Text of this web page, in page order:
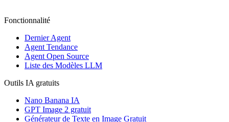
Fonctionnalité
Dernier Agent
Agent Tendance
Agent Open Source
Liste des Modèles LLM
Outils IA gratuits
Nano Banana IA
GPT Image 2 gratuit
Générateur de Texte en Image Gratuit